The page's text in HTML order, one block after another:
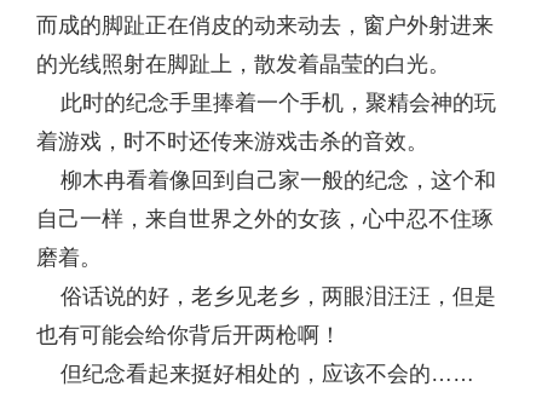
而成的脚趾正在俏皮的动来动去，窗户外射进来
的光线照射在脚趾上，散发着晶莹的白光。
此时的纪念手里捧着一个手机，聚精会神的玩
着游戏，时不时还传来游戏击杀的音效。
柳木冉看着像回到自己家一般的纪念，这个和
自己一样，来自世界之外的女孩，心中忍不住琢
磨着。
俗话说的好，老乡见老乡，两眼泪汪汪，但是
也有可能会给你背后开两枪啊！
但纪念看起来挺好相处的，应该不会的……